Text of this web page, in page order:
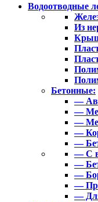
Водоотводные
Из
Бетонные:
—
—
—
—
—
— С
—
—
—
—